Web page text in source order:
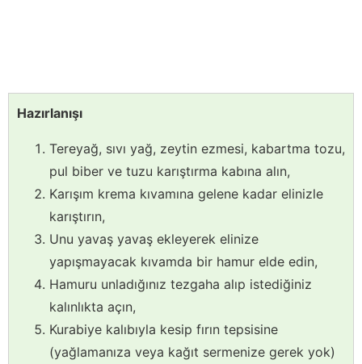
Hazırlanışı
Tereyağ, sıvı yağ, zeytin ezmesi, kabartma tozu,
pul biber ve tuzu karıştırma kabına alın,
Karışım krema kıvamına gelene kadar elinizle
karıştırın,
Unu yavaş yavaş ekleyerek elinize
yapışmayacak kıvamda bir hamur elde edin,
Hamuru unladığınız tezgaha alıp istediğiniz
kalınlıkta açın,
Kurabiye kalıbıyla kesip fırın tepsisine
(yağlamanıza veya kağıt sermenize gerek yok)